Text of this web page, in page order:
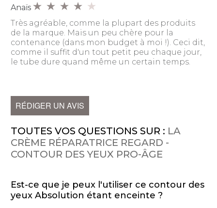
Anaïs
Très agréable, comme la plupart des produits
de la marque. Mais un peu chère pour la
contenance (dans mon budget à moi !). Ceci dit,
comme il suffit d'un tout petit peu chaque jour,
le tube dure quand même un certain temps.
RÉDIGER UN AVIS
TOUTES VOS QUESTIONS SUR : LA
CRÈME RÉPARATRICE REGARD -
CONTOUR DES YEUX PRO-ÂGE
Est-ce que je peux l'utiliser ce contour des
yeux Absolution étant enceinte ?